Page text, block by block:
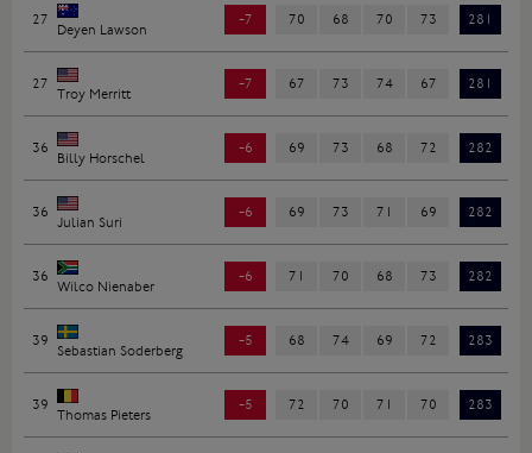
27
Deyen Lawson
-7 70 68 70 73 281
27
Troy Merritt
-7 67 73 74 67 281
36
Billy Horschel
-6 69 73 68 72 282
36
Julian Suri
-6 69 73 71 69 282
36
Wilco Nienaber
-6 71 70 68 73 282
39
Sebastian Soderberg
-5 68 74 69 72 283
39
Thomas Pieters
-5 72 70 71 70 283